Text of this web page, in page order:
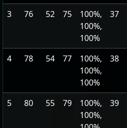
3 76 52 75
100%,
100%,
100%
37
4 78 54 77
100%,
100%,
100%
38
5 80 55 79
100%,
100%,
39